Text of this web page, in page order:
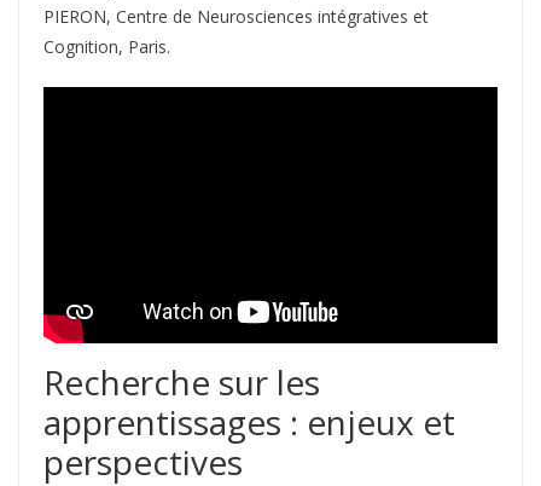
PIERON, Centre de Neurosciences intégratives et
Cognition, Paris.
Recherche sur les
apprentissages : enjeux et
perspectives